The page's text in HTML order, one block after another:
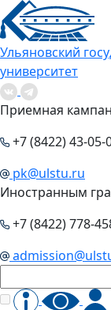
Ульяновский
университет
Приемная
+7 (8422) 43-05-
pk@ulstu.ru
Иностранным
+7 (8422) 778-